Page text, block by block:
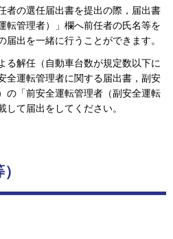
者の選任届出書を提出の際，届出書
転管理者）」欄へ前任者の氏名等を
出を一緒に行うことができます。
る解任（自動車台数が規定数以下に
全運転管理者に関する届出書，副安
の「前安全運転管理者（副安全運転
て届出をしてください。